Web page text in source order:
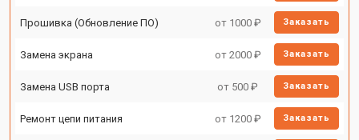
Прошивка (Обновление ПО) от 1000 ₽ Заказать
Замена экрана от 2000 ₽ Заказать
Замена USB порта от 500 ₽ Заказать
Ремонт цепи питания от 1200 ₽ Заказать